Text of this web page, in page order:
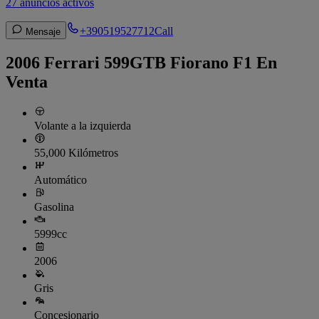
27 anuncios activos
Mensaje +390519527712Call
2006 Ferrari 599GTB Fiorano F1 En
Venta
Volante a la izquierda
55,000 Kilómetros
Automático
Gasolina
5999cc
2006
Gris
Concesionario